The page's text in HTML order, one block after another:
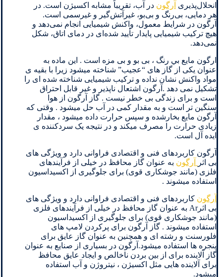
انحلال‌پذیری آرگون در آب، تقریباً مشابه اکسیژن است. در
هر دمایی، بی‌رنگ و بی‌بو، غیرآتش‌گیر و غیرسمی است.
آرگون در شرایط معمول، واکنش شیمیایی انجام نمی‌دهد و
هیچ ترکیب شیمیایی پایدار تأیید شده‌ای در دمای اتاق، شکل
نمی‌دهد.
ارگون مايع بي رنگ ، بی بو و بی مزه است . این ماده به
عنوان یکی از گاز های “عجیب” شناخته میشود زیرا با بقیه ی
مواد واکنش نشان نداده و ترکیب شیمیایی شناخته شده ای را
تشکیل نمی دهد .آرگون اشتعال ناپذیر و غیر قابل احتراق
است و برای زندگی بی خطر نیست . گاز آرگون از هوا
سنگین تر است و به مقدار کمی در آب حل میشود . وقتی که
آرگون مایع بخارشده و سپس حرارت داده میشود ، مقدار
زیادی حرارت را مصرف میکند و در نتیجه یک سردکننده ی
ایده آل است.
آرگون کاربردهای فنی و اقتصادی فراوانی دارد و ویژگی های
بی اثر
آرگون به عنوان گاز محافظ در خیلی از فرآیندهای
فلزی (مانند جوشکاری قوی) برای جلوگیری از اکسیداسیون
استفاده میشوند .
آرگون کاربردهای فنی و اقتصادی فراوانی دارد و ویژگی های
بی اثرAr به عنوان گاز محافظ در خیلی از فرآیندهای فلزی
(مانند جوشکاری قوی) برای جلوگیری از اکسیداسیون
استفاده میشوند . گاز آرگون برای پرکردن لامپ های
فلورسنت و رشته ای و همچنین به عنوان گاز عایق برای
پنجره ها استفاده میشود.آرگون در بسیاری از صنایع به عنوان
گاز آلاینده برای از بین بردن ناخالص و ایجاد عایق محافظ
برای آلاینده هایی مثل اکسیژن ، نیتروژن و آب استفاده
میشود.